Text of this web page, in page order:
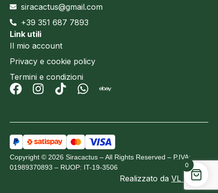
siracactus@gmail.com
+39 351 687 7893
Link utili
Il mio account
Privacy e cookie policy
Termini e condizioni
Copyright © 2026 Siracactus – All Rights Reserved – P.IVA:
01989370893 – RUOP: IT-19-3506
Realizzato da VL Design
0